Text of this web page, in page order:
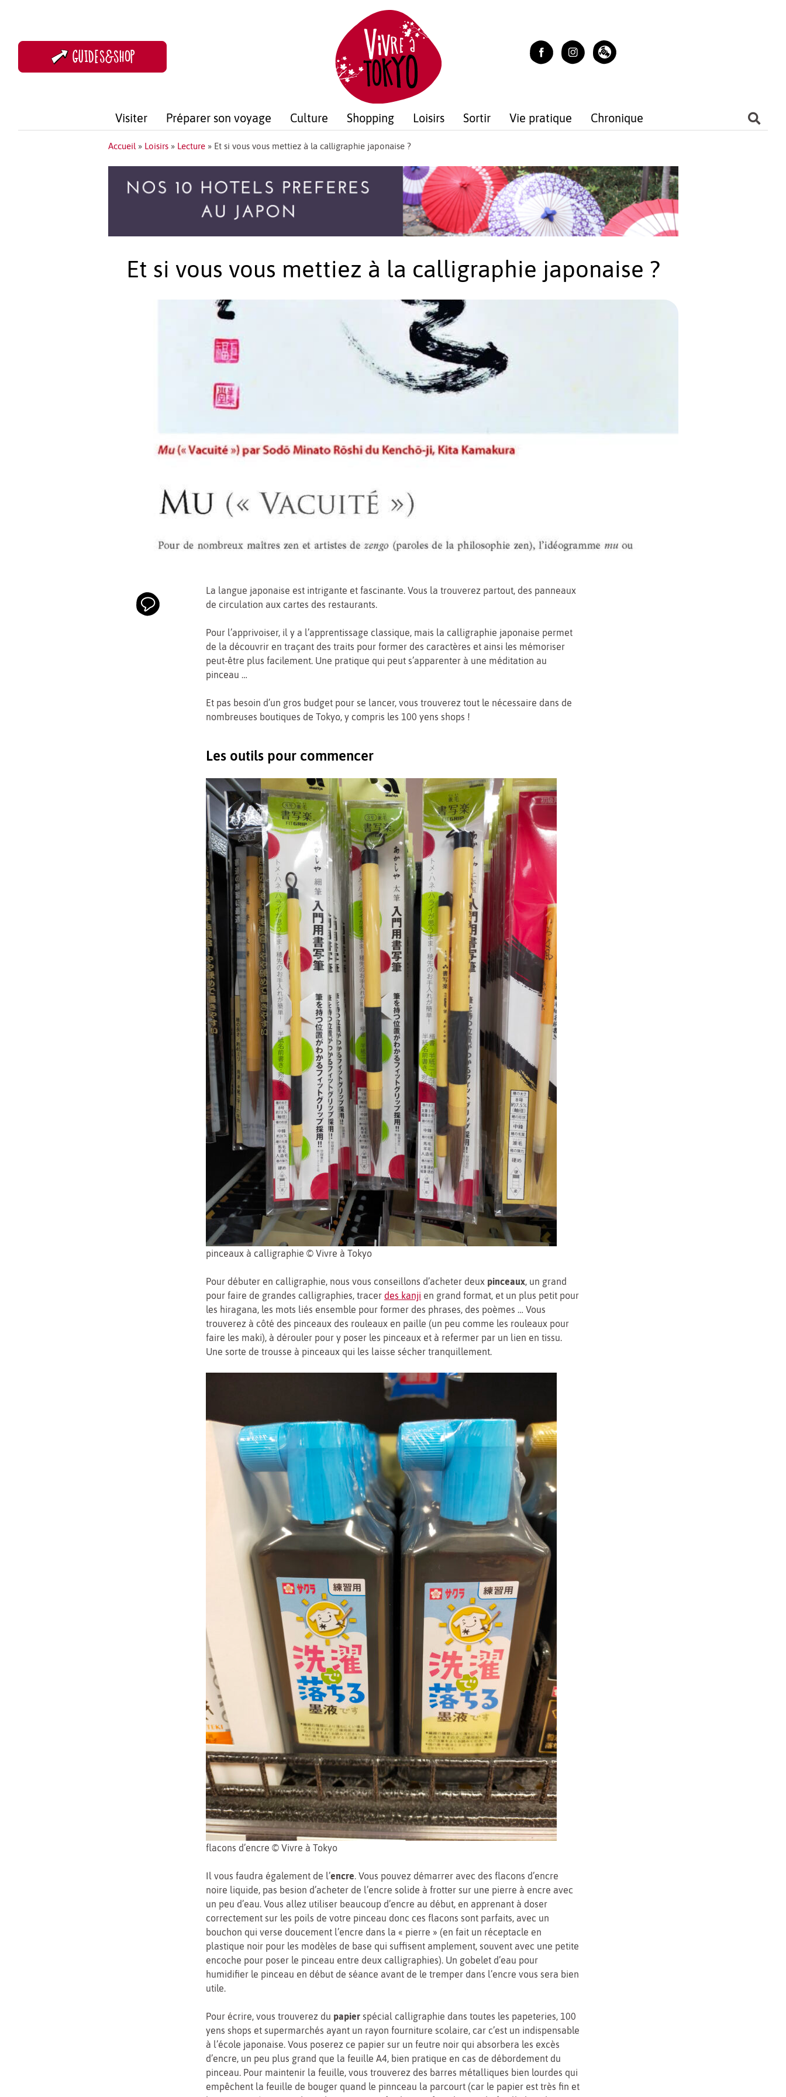
GUIDES&SHOP
Visiter Préparer son voyage Culture Shopping Loisirs Sortir Vie pratique Chronique
Accueil» Loisirs» Lecture» Et si vous vous mettiez à la calligraphie japonaise ?
Et si vous vous mettiez à la calligraphie japonaise ?
La langue japonaise est intrigante et fascinante. Vous la trouverez partout, des panneaux
de circulation aux cartes des restaurants.
Pour l’apprivoiser, il y a l’apprentissage classique, mais la calligraphie japonaise permet
de la découvrir en traçant des traits pour former des caractères et ainsi les mémoriser
peut-être plus facilement. Une pratique qui peut s’apparenter à une méditation au
pinceau …
Et pas besoin d’un gros budget pour se lancer, vous trouverez tout le nécessaire dans de
nombreuses boutiques de Tokyo, y compris les 100 yens shops !
Les outils pour commencer
pinceaux à calligraphie © Vivre à Tokyo
Pour débuter en calligraphie, nous vous conseillons d’acheter deux pinceaux , un grand
pour faire de grandes calligraphies, tracer des kanji en grand format, et un plus petit pour
les hiragana, les mots liés ensemble pour former des phrases, des poèmes … Vous
trouverez à côté des pinceaux des rouleaux en paille (un peu comme les rouleaux pour
faire les maki), à dérouler pour y poser les pinceaux et à refermer par un lien en tissu.
Une sorte de trousse à pinceaux qui les laisse sécher tranquillement.
flacons d’encre © Vivre à Tokyo
Il vous faudra également de l’encre . Vous pouvez démarrer avec des flacons d’encre
noire liquide, pas besion d’acheter de l’encre solide à frotter sur une pierre à encre avec
un peu d’eau. Vous allez utiliser beaucoup d’encre au début, en apprenant à doser
correctement sur les poils de votre pinceau donc ces flacons sont parfaits, avec un
bouchon qui verse doucement l’encre dans la « pierre » (en fait un réceptacle en
plastique noir pour les modèles de base qui suffisent amplement, souvent avec une petite
encoche pour poser le pinceau entre deux calligraphies). Un gobelet d’eau pour
humidifier le pinceau en début de séance avant de le tremper dans l’encre vous sera bien
utile.
Pour écrire, vous trouverez du papier spécial calligraphie dans toutes les papeteries, 100
yens shops et supermarchés ayant un rayon fourniture scolaire, car c’est un indispensable
à l’école japonaise. Vous poserez ce papier sur un feutre noir qui absorbera les excès
d’encre, un peu plus grand que la feuille A4, bien pratique en cas de débordement du
pinceau. Pour maintenir la feuille, vous trouverez des barres métalliques bien lourdes qui
empêchent la feuille de bouger quand le pinnceau la parcourt (car le papier est très fin et